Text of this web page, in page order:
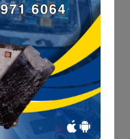
browser for the next